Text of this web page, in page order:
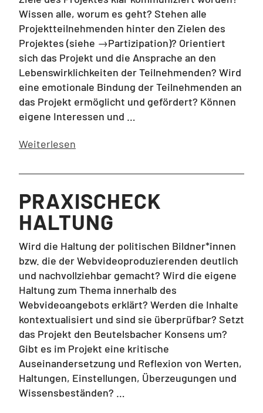
Wissen alle, worum es geht? Stehen alle
Projektteilnehmenden hinter den Zielen des
Projektes (siehe →Partizipation)? Orientiert
sich das Projekt und die Ansprache an den
Lebenswirklichkeiten der Teilnehmenden? Wird
eine emotionale Bindung der Teilnehmenden an
das Projekt ermöglicht und gefördert? Können
eigene Interessen und …
Weiterlesen
PRAXISCHECK
HALTUNG
Wird die Haltung der politischen Bildner*innen
bzw. die der Webvideoproduzierenden deutlich
und nachvollziehbar gemacht? Wird die eigene
Haltung zum Thema innerhalb des
Webvideoangebots erklärt? Werden die Inhalte
kontextualisiert und sind sie überprüfbar? Setzt
das Projekt den Beutelsbacher Konsens um?
Gibt es im Projekt eine kritische
Auseinandersetzung und Reflexion von Werten,
Haltungen, Einstellungen, Überzeugungen und
Wissensbeständen? …